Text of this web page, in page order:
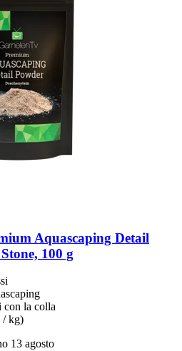
Aquascaping Detail
100 g
con la colla
/ kg)
13 agosto